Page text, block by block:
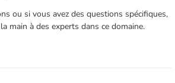
ou si vous avez des questions spécifiques,
main à des experts dans ce domaine.